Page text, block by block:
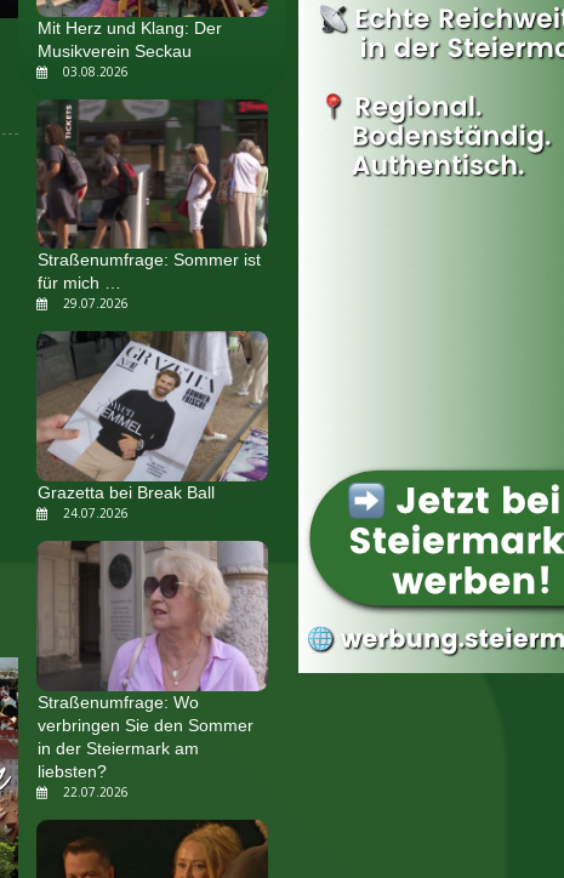
Mit Herz und Klang: Der
Musikverein Seckau
03.08.2026
Straßenumfrage: Sommer ist
für mich …
29.07.2026
Grazetta bei Break Ball
24.07.2026
Straßenumfrage: Wo
verbringen Sie den Sommer
in der Steiermark am
liebsten?
22.07.2026